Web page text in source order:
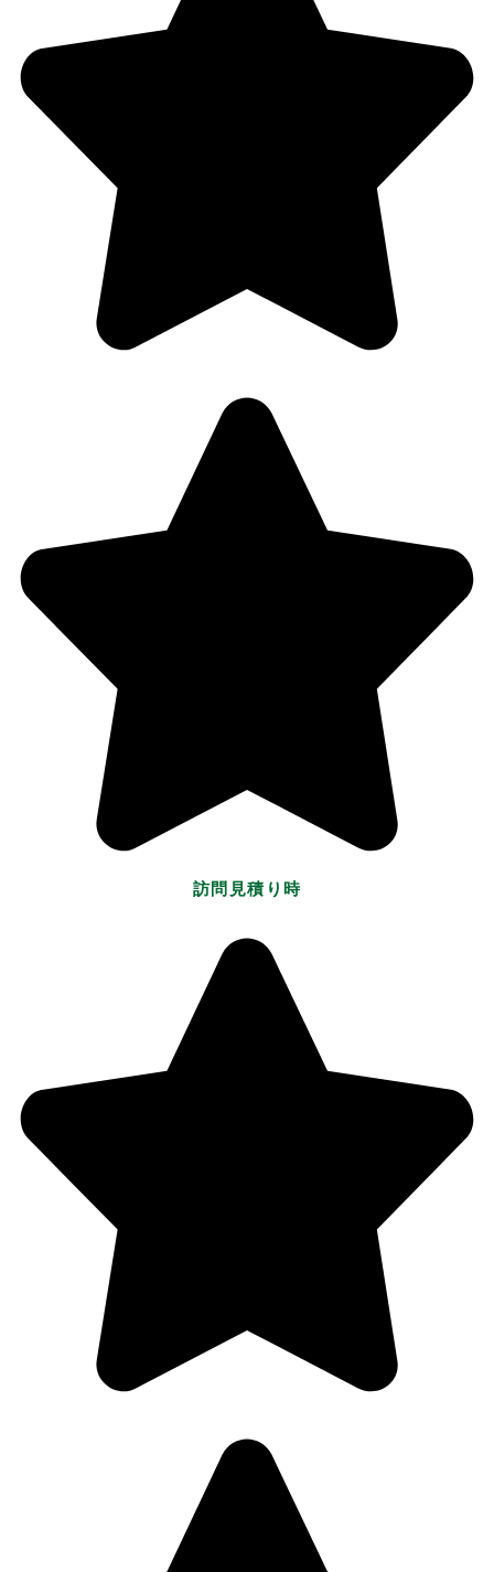
訪問見積り時